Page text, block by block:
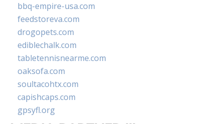
bbq-empire-usa.com
feedstoreva.com
drogopets.com
ediblechalk.com
tabletennisnearme.com
oaksofa.com
soultacohtx.com
capishcaps.com
gpsyfl.org